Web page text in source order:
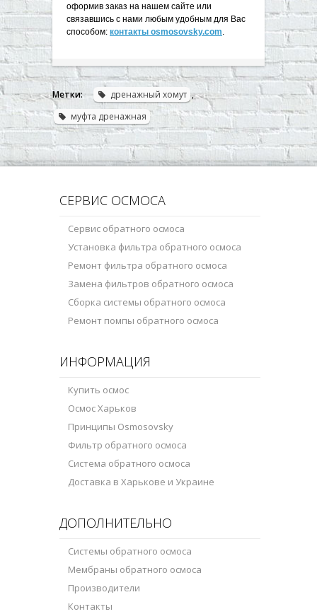
оформив заказ на нашем сайте или
связавшись с нами любым удобным для Вас
способом: контакты osmosovsky.com
Метки: дренажный хомут ,
муфта дренажная
СЕРВИС ОСМОСА
Сервис обратного осмоса
Установка фильтра обратного осмоса
Ремонт фильтра обратного осмоса
Замена фильтров обратного осмоса
Сборка системы обратного осмоса
Ремонт помпы обратного осмоса
ИНФОРМАЦИЯ
Купить осмос
Осмос Харьков
Принципы Osmosovsky
Фильтр обратного осмоса
Система обратного осмоса
Доставка в Харькове и Украине
ДОПОЛНИТЕЛЬНО
Системы обратного осмоса
Мембраны обратного осмоса
Производители
Контакты